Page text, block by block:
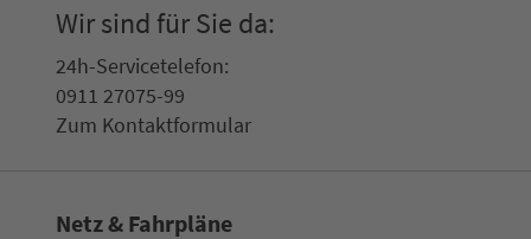
Wir sind für Sie da:
24h-Ser­vice­te­le­fon:
0911 27075-99
Zum Kon­taktformular
Netz & Fahrpläne